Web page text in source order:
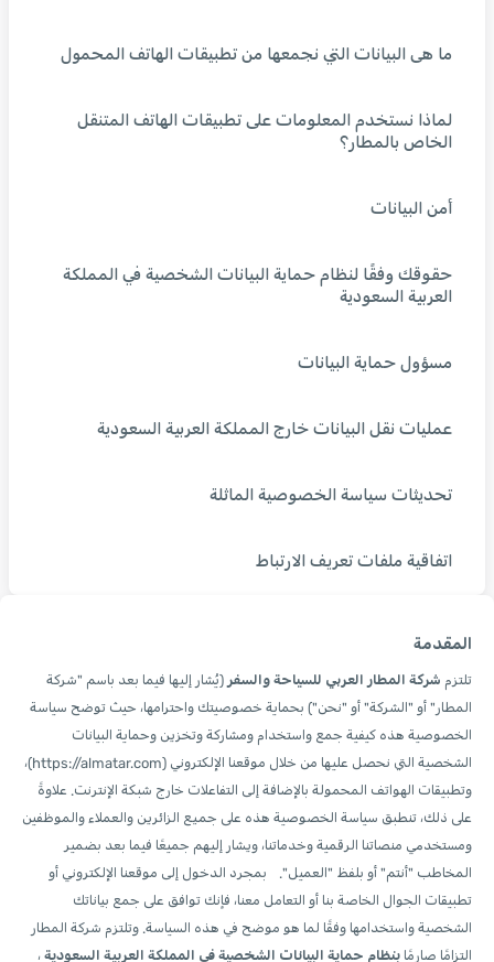
ما هى البيانات التي نجمعها من تطبيقات الهاتف المحمول
لماذا نستخدم المعلومات على تطبيقات الهاتف المتنقل
الخاص بالمطار؟
أمن البيانات
حقوقك وفقًا لنظام حماية البيانات الشخصية في المملكة
العربية السعودية
مسؤول حماية البيانات
عمليات نقل البيانات خارج المملكة العربية السعودية
تحديثات سياسة الخصوصية الماثلة
اتفاقية ملفات تعريف الارتباط
المقدمة
تلتزم شركة المطار العربي للسياحة والسفر (يُشار إليها فيما بعد باسم "شركة
المطار" أو "الشركة" أو "نحن") بحماية خصوصيتك واحترامها، حيث توضح سياسة
الخصوصية هذه كيفية جمع واستخدام ومشاركة وتخزين وحماية البيانات
الشخصية التي نحصل عليها من خلال موقعنا الإلكتروني (https://almatar.com)،
وتطبيقات الهواتف المحمولة بالإضافة إلى التفاعلات خارج شبكة الإنترنت. علاوةً
على ذلك، تنطبق سياسة الخصوصية هذه على جميع الزائرين والعملاء والموظفين
ومستخدمي منصاتنا الرقمية وخدماتنا، ويشار إليهم جميعًا فيما بعد بضمير
المخاطب "أنتم" أو بلفظ "العميل". بمجرد الدخول إلى موقعنا الإلكتروني أو
تطبيقات الجوال الخاصة بنا أو التعامل معنا، فإنك توافق على جمع بياناتك
الشخصية واستخدامها وفقًا لما هو موضح في هذه السياسة. وتلتزم شركة المطار
التزامًا صارمًا بنظام حماية البيانات الشخصية في المملكة العربية السعودية ،